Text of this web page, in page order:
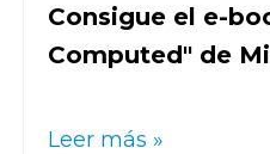
Consigue el e-
Computed" de
Leer más »